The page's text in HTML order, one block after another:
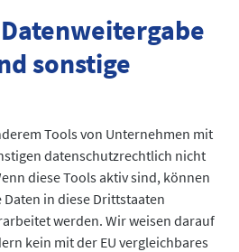
sonstige
Tools von Unternehmen mit
datenschutzrechtlich nicht
diese Tools aktiv sind, können
in diese Drittstaaten
werden. Wir weisen darauf
kein mit der EU vergleichbares